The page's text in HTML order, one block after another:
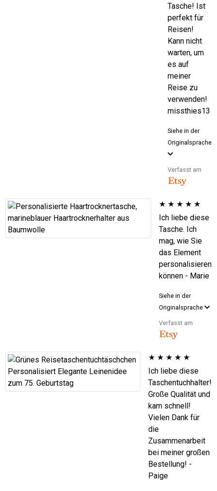
Tasche! Ist
perfekt für
Reisen!
Kann nicht
warten, um
es auf
meiner
Reise zu
verwenden!
missthies13
Siehe in der
Originalsprache
Verfasst am
★ ★ ★ ★ ★
Ich liebe diese
Tasche. Ich
mag, wie Sie
das Element
personalisieren
können - Marie
Siehe in der
Originalsprache
Verfasst am
★ ★ ★ ★ ★
Ich liebe diese
Taschentuchhalter!
Große Qualität und
kam schnell!
Vielen Dank für
die
Zusammenarbeit
bei meiner großen
Bestellung! -
Paige